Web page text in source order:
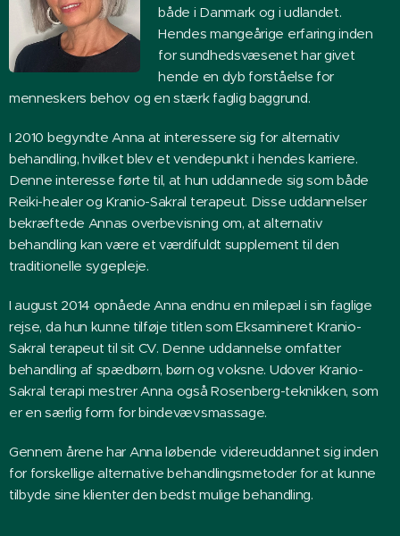
både i Danmark og i udlandet.
Hendes mangeårige erfaring inden
for sundhedsvæsenet har givet
hende en dyb forståelse for
menneskers behov og en stærk faglig baggrund.
I 2010 begyndte Anna at interessere sig for alternativ
behandling, hvilket blev et vendepunkt i hendes karriere.
Denne interesse førte til, at hun uddannede sig som både
Reiki-healer og Kranio-Sakral terapeut. Disse uddannelser
bekræftede Annas overbevisning om, at alternativ
behandling kan være et værdifuldt supplement til den
traditionelle sygepleje.
I august 2014 opnåede Anna endnu en milepæl i sin faglige
rejse, da hun kunne tilføje titlen som Eksamineret Kranio-
Sakral terapeut til sit CV. Denne uddannelse omfatter
behandling af spædbørn, børn og voksne. Udover Kranio-
Sakral terapi mestrer Anna også Rosenberg-teknikken, som
er en særlig form for bindevævsmassage.
Gennem årene har Anna løbende videreuddannet sig inden
for forskellige alternative behandlingsmetoder for at kunne
tilbyde sine klienter den bedst mulige behandling.